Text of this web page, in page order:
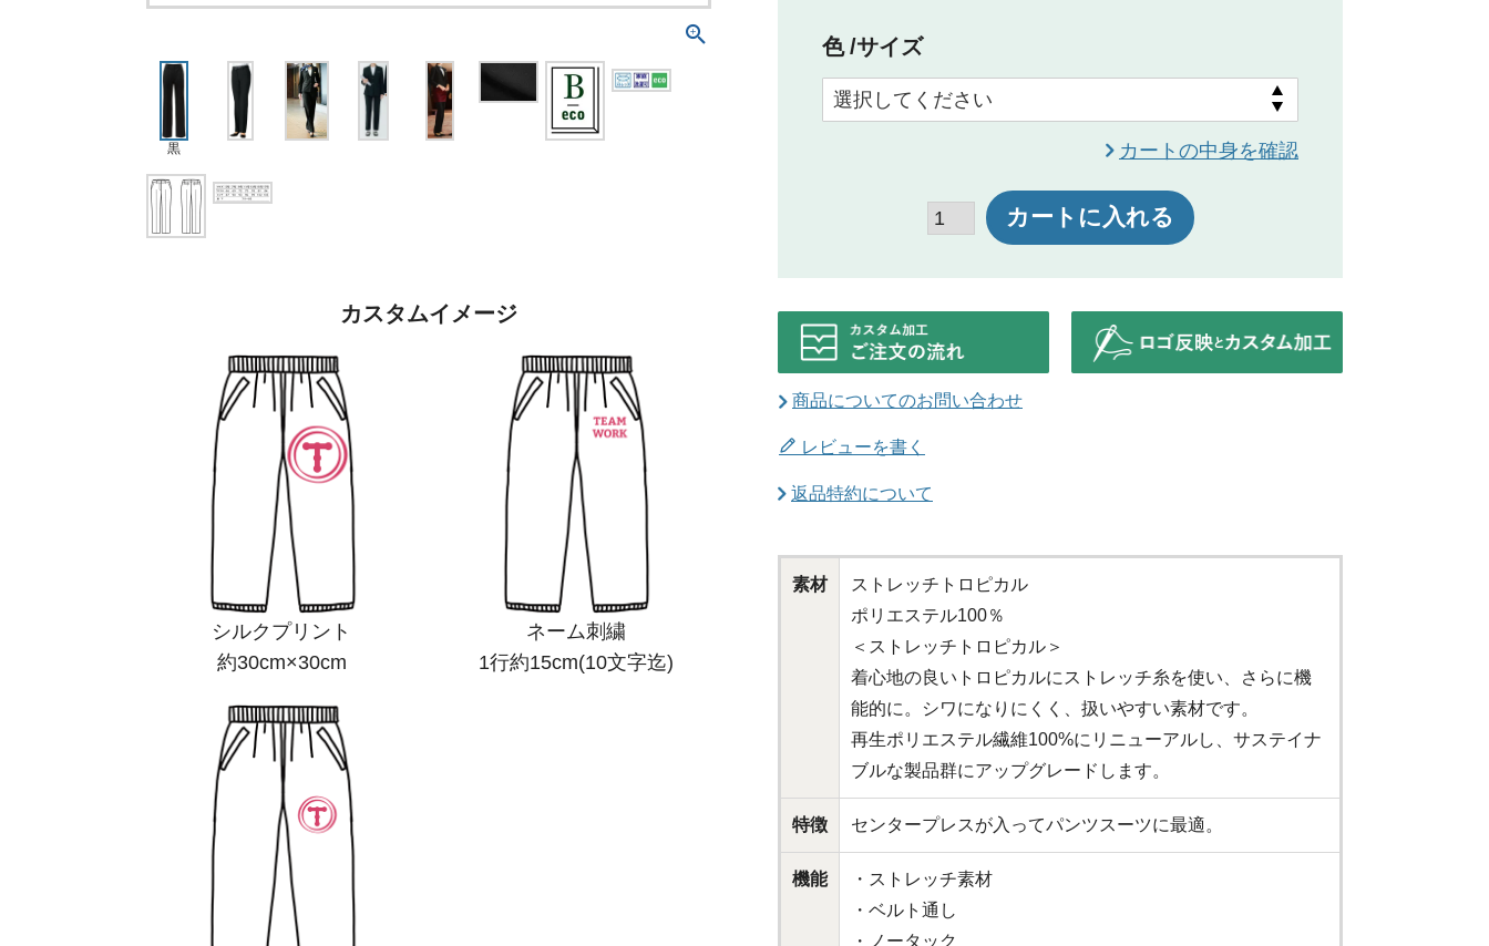
黒
色 サイズ
カートの中身を確認
カートに入れる
商品についてのお問い合わせ
レビューを書く
返品特約について
素材
ストレッチトロピカル
ポリエステル100％
＜ストレッチトロピカル＞
着心地の良いトロピカルにストレッチ糸を使い、さらに機
能的に。シワになりにくく、扱いやすい素材です。
再生ポリエステル繊維100%にリニューアルし、サステイナ
ブルな製品群にアップグレードします。
特徴 センタープレスが入ってパンツスーツに最適。
機能
・ストレッチ素材
・ベルト通し
・ノータック
カスタムイメージ
シルクプリント
約30cm×30cm
ネーム刺繍
1行約15cm(10文字迄)